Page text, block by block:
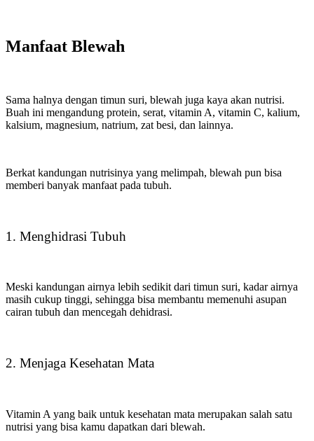
Manfaat Blewah
Sama halnya dengan timun suri, blewah juga kaya akan nutrisi.
Buah ini mengandung protein, serat, vitamin A, vitamin C, kalium,
kalsium, magnesium, natrium, zat besi, dan lainnya.
Berkat kandungan nutrisinya yang melimpah, blewah pun bisa
memberi banyak manfaat pada tubuh.
1. Menghidrasi Tubuh
Meski kandungan airnya lebih sedikit dari timun suri, kadar airnya
masih cukup tinggi, sehingga bisa membantu memenuhi asupan
cairan tubuh dan mencegah dehidrasi.
2. Menjaga Kesehatan Mata
Vitamin A yang baik untuk kesehatan mata merupakan salah satu
nutrisi yang bisa kamu dapatkan dari blewah.